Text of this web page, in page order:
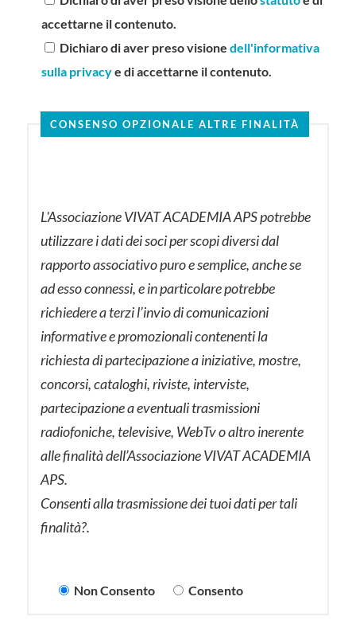
accettarne il contenuto.
Dichiaro di aver preso visione dell'informativa
sulla privacye di accettarne il contenuto.
CONSENSO OPZIONALE ALTRE FINALITÀ
L'Associazione VIVAT ACADEMIA APS potrebbe
utilizzare i dati dei soci per scopi diversi dal
rapporto associativo puro e semplice, anche se
ad esso connessi, e in particolare potrebbe
richiedere a terzi l’invio di comunicazioni
informative e promozionali contenenti la
richiesta di partecipazione a iniziative, mostre,
concorsi, cataloghi, riviste, interviste,
partecipazione a eventuali trasmissioni
radiofoniche, televisive, WebTv o altro inerente
alle finalità dell’Associazione VIVAT ACADEMIA
APS.
Consenti alla trasmissione dei tuoi dati per tali
finalità?.
Non Consento Consento